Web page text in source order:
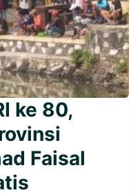
ke 80,
Faisal